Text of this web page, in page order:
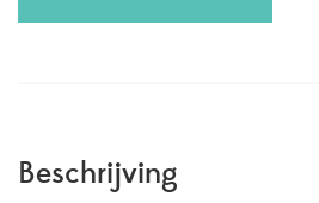
Beschrijving